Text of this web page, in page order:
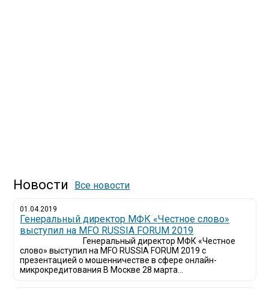
Новости Все новости
01.04.2019
Генеральный директор МФК «Честное слово»
выступил на MFO RUSSIA FORUM 2019
Генеральный директор МФК «Честное
слово» выступил на MFO RUSSIA FORUM 2019 с
презентацией о мошенничестве в сфере онлайн-
микрокредитования В Москве 28 марта...